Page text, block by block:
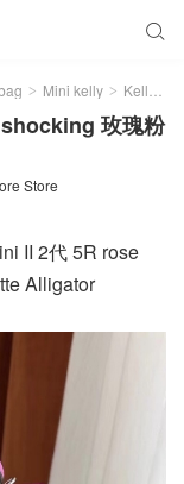

> Mini kelly > Kelly Mini 20
玫瑰粉
Store
II 2代 5R rose
Alligator